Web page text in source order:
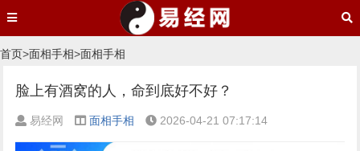
首页>面相手相>面相手相
脸上有酒窝的人，命到底好不好？
易经网 面相手相 2026-04-21 07:17:14